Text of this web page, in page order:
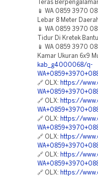
Teras
📱 WA 0859 3970
Lebar 8 Meter
📱 WA 0859 3970
Tidur Di Kretek Bantul
📱 WA 0859 3970
Kamar Ukuran 6x9
kab_g4000068/q-
🔗 OLX: https://
🔗 OLX: https://
🔗 OLX: https://
🔗 OLX: https://
🔗 OLX: https://
🔗 OLX: https://